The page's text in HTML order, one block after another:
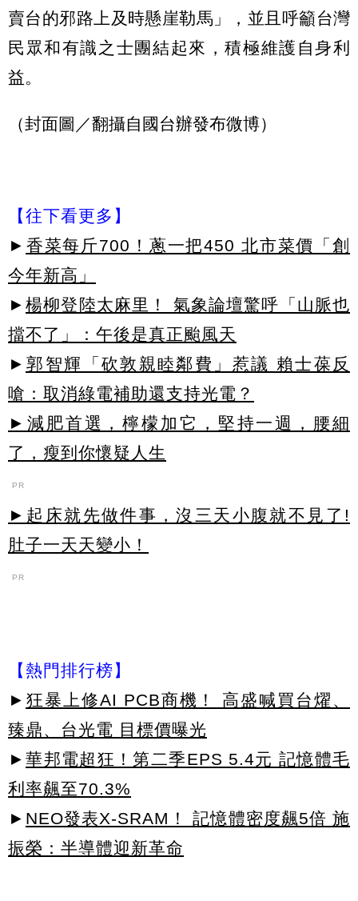
賣台的邪路上及時懸崖勒馬」，並且呼籲台灣
民眾和有識之士團結起來，積極維護自身利
益。
（封面圖／翻攝自國台辦發布微博）
【往下看更多】
► 香菜每斤700！蔥一把450 北市菜價「創
今年新高」
► 楊柳登陸太麻里！ 氣象論壇驚呼「山脈也
擋不了」：午後是真正颱風天
► 郭智輝「砍敦親睦鄰費」惹議 賴士葆反
嗆：取消綠電補助還支持光電？
►減肥首選，檸檬加它，堅持一週，腰細
了，瘦到你懷疑人生
PR
►起床就先做件事，沒三天小腹就不見了!
肚子一天天變小！
PR
【熱門排行榜】
► 狂暴上修AI PCB商機！ 高盛喊買台燿、
臻鼎、台光電 目標價曝光
► 華邦電超狂！第二季EPS 5.4元 記憶體毛
利率飆至70.3%
► NEO發表X-SRAM！ 記憶體密度飆5倍 施
振榮：半導體迎新革命